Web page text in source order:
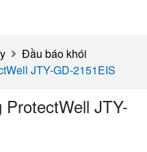
Đầu báo khói
JTY-GD-2151EIS
JTY-